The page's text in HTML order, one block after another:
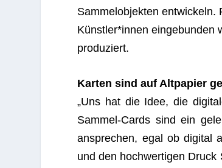
Sam­mel­ob­jek­ten ent­wi­ckeln.
Künstler*innen ein­ge­bun­den
produziert.
Kar­ten sind auf Alt­pa­pier
„Uns hat die Idee, die
Sam­mel-Cards sind ein
anspre­chen, egal ob digi­tal
und den hoch­wer­ti­gen Druck